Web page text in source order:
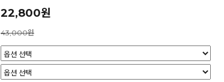
22,800원
43,000원